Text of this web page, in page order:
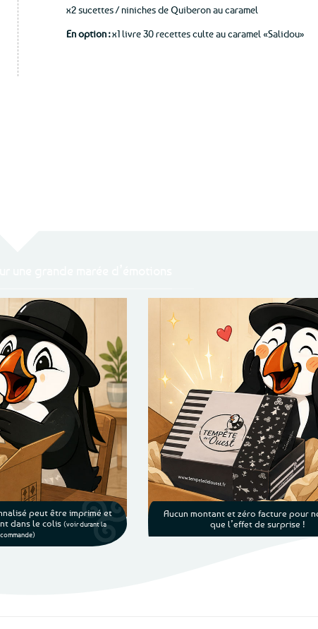
x2 sucettes / niniches de Quiberon au caramel
En option :x1 livre 30 recettes culte au caramel «Salidou»
peut être imprimé et
dans le colis (voir durant la
commande)
Aucun montant et zéro facture pour
que l’effet de surprise !